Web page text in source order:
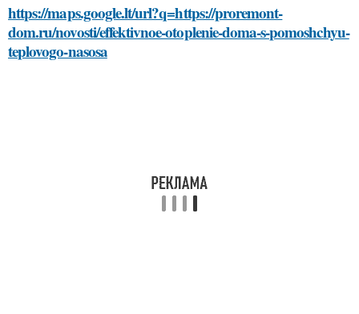
https://maps.google.lt/url?q=https://proremont-
dom.ru/novosti/effektivnoe-otoplenie-doma-s-pomoshchyu-
teplovogo-nasosa